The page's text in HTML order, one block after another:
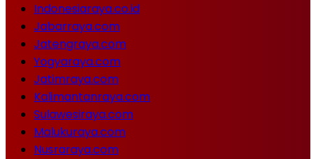
Indonesiaraya.co.id
Jabarraya.com
Jatengraya.com
Yogyaraya.com
Jatimraya.com
Kalimantanraya.com
Sulawesiraya.com
Malukuraya.com
Nusraraya.com